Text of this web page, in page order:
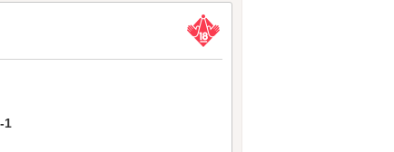
1